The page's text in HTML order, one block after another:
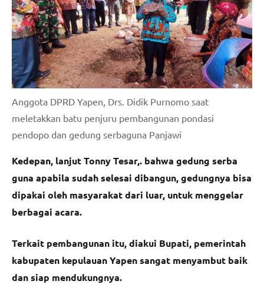
Anggota DPRD Yapen, Drs. Didik Purnomo saat
meletakkan batu penjuru pembangunan pondasi
pendopo dan gedung serbaguna Panjawi
Kedepan, lanjut Tonny Tesar,. bahwa gedung serba
guna apabila sudah selesai dibangun, gedungnya bisa
dipakai oleh masyarakat dari luar, untuk menggelar
berbagai acara.
Terkait pembangunan itu, diakui Bupati, pemerintah
kabupaten kepulauan Yapen sangat menyambut baik
dan siap mendukungnya.